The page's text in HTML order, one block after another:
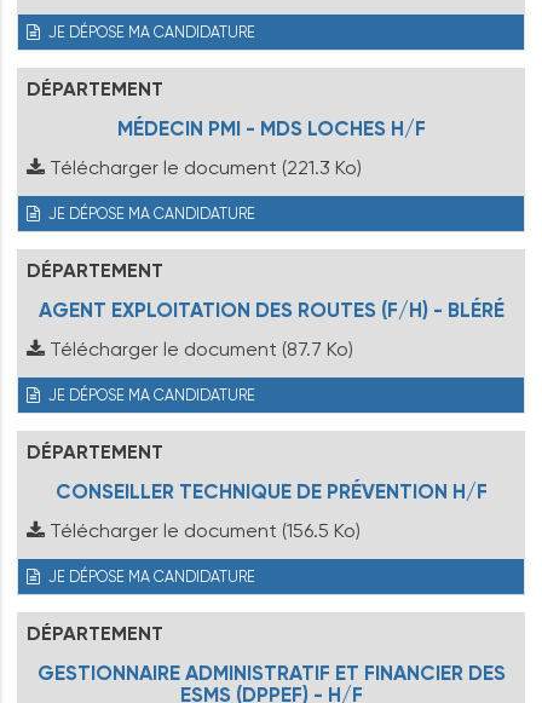
JE DÉPOSE MA CANDIDATURE
DÉPARTEMENT
MÉDECIN PMI - MDS LOCHES H/F
Télécharger le document (221.3 Ko)
JE DÉPOSE MA CANDIDATURE
DÉPARTEMENT
AGENT EXPLOITATION DES ROUTES (F/H) - BLÉRÉ
Télécharger le document (87.7 Ko)
JE DÉPOSE MA CANDIDATURE
DÉPARTEMENT
CONSEILLER TECHNIQUE DE PRÉVENTION H/F
Télécharger le document (156.5 Ko)
JE DÉPOSE MA CANDIDATURE
DÉPARTEMENT
GESTIONNAIRE ADMINISTRATIF ET FINANCIER DES
ESMS (DPPEF) - H/F